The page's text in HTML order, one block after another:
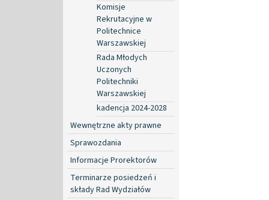
Komisje
Rekrutacyjne w
Politechnice
Warszawskiej
Rada Młodych
Uczonych
Politechniki
Warszawskiej
kadencja 2024-2028
Wewnętrzne akty prawne
Sprawozdania
Informacje Prorektorów
Terminarze posiedzeń i
składy Rad Wydziałów